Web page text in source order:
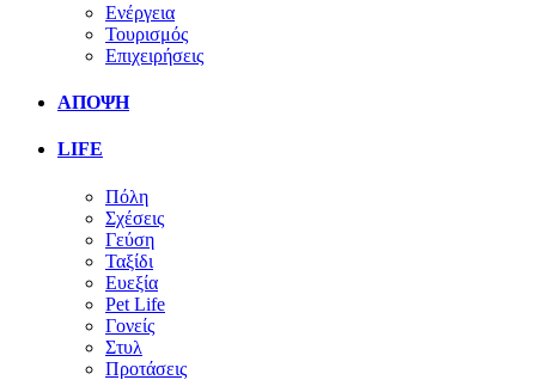
Ενέργεια
Τουρισμός
Επιχειρήσεις
ΑΠΟΨΗ
LIFE
Πόλη
Σχέσεις
Γεύση
Ταξίδι
Ευεξία
Pet Life
Γονείς
Στυλ
Προτάσεις